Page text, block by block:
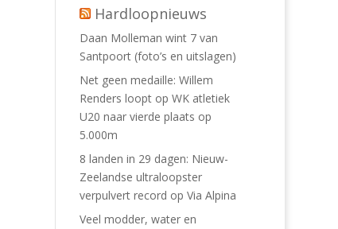
Hardloopnieuws
Daan Molleman wint 7 van
Santpoort (foto’s en uitslagen)
Net geen medaille: Willem
Renders loopt op WK atletiek
U20 naar vierde plaats op
5.000m
8 landen in 29 dagen: Nieuw-
Zeelandse ultraloopster
verpulvert record op Via Alpina
Veel modder, water en